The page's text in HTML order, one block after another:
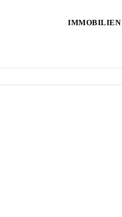
IMMOBILIEN